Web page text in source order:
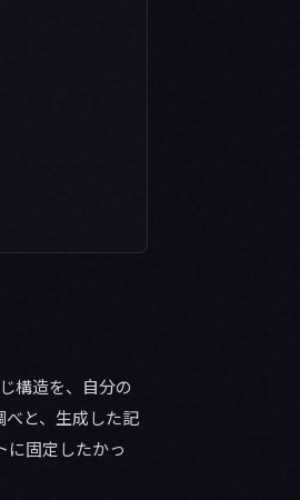
構造を、自分の
と、生成した記
に固定したかっ